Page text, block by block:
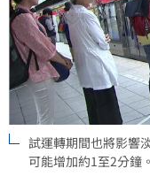
試運轉期間也將影響
可能增加約1至2分鐘